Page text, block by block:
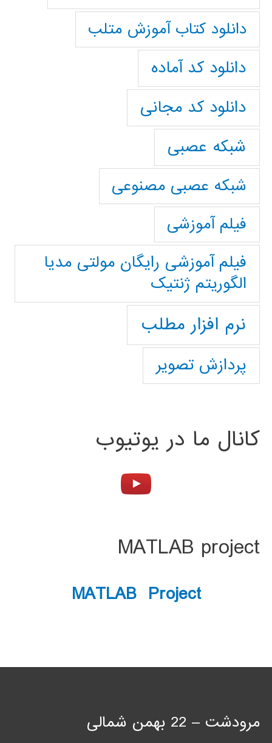
دانلود کتاب آموزش متلب
دانلود کد آماده
دانلود کد مجانی
شبکه عصبی
شبکه عصبی مصنوعی
فیلم آموزشی
فیلم آموزشی رایگان مولتی مدیا
الگوریتم ژنتیک
نرم افزار مطلب
پردازش تصویر
کانال ما در یوتیوب
MATLAB project
MATLAB Project
مرودشت – 22 بهمن شمالی